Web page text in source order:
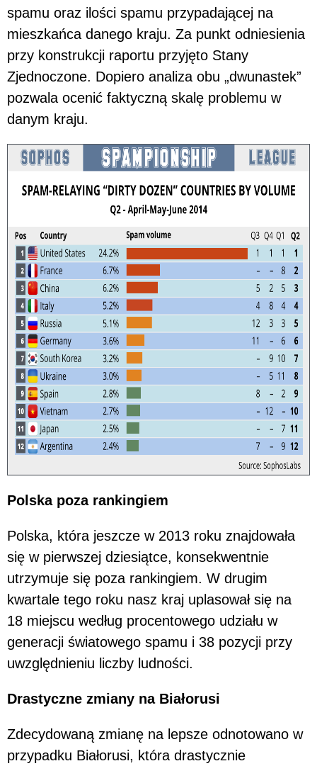
spamu oraz ilości spamu przypadającej na
mieszkańca danego kraju. Za punkt odniesienia
przy konstrukcji raportu przyjęto Stany
Zjednoczone. Dopiero analiza obu „dwunastek”
pozwala ocenić faktyczną skalę problemu w
danym kraju.
Polska poza rankingiem
Polska, która jeszcze w 2013 roku znajdowała
się w pierwszej dziesiątce, konsekwentnie
utrzymuje się poza rankingiem. W drugim
kwartale tego roku nasz kraj uplasował się na
18 miejscu według procentowego udziału w
generacji światowego spamu i 38 pozycji przy
uwzględnieniu liczby ludności.
Drastyczne zmiany na Białorusi
Zdecydowaną zmianę na lepsze odnotowano w
przypadku Białorusi, która drastycznie